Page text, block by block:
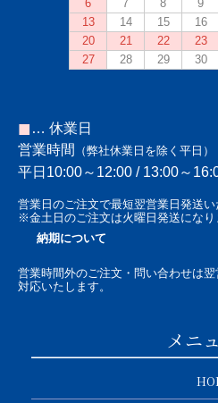
■ … 休業日
営業時間
（弊社休業日を除く平日）
平日10:00～12:00 / 13:00～
営業日のご注文で最短翌営業日発送い
※金土日のご注文は火曜日発送になり
納期について
営業時間外のご注文・問い合わせは翌
対応いたします。
メニ